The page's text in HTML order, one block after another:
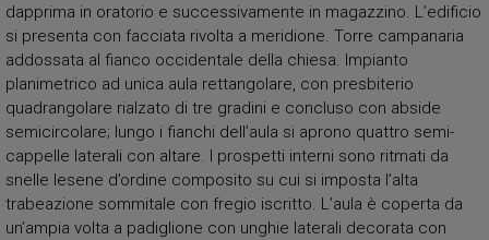
dapprima in oratorio e successivamente in magazzino. L’edificio
si presenta con facciata rivolta a meridione. Torre campanaria
addossata al fianco occidentale della chiesa. Impianto
planimetrico ad unica aula rettangolare, con presbiterio
quadrangolare rialzato di tre gradini e concluso con abside
semicircolare; lungo i fianchi dell’aula si aprono quattro semi-
cappelle laterali con altare. I prospetti interni sono ritmati da
snelle lesene d’ordine composito su cui si imposta l’alta
trabeazione sommitale con fregio iscritto. L’aula è coperta da
un’ampia volta a padiglione con unghie laterali decorata con